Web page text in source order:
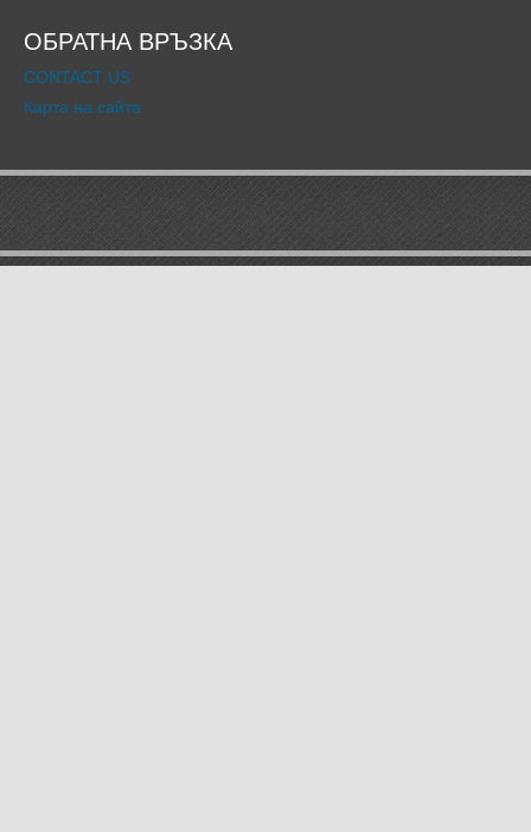
ОБРАТНА ВРЪЗКА
CONTACT US
Карта на сайта